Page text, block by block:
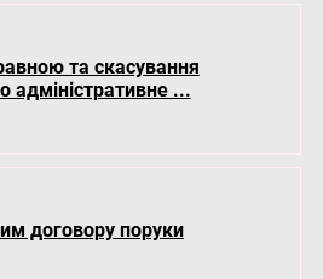
та скасування
адміністративне ...
договору поруки